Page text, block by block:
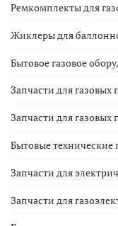
Ремкомплекты для
Жиклеры для
Бытовое газовое
Запчасти для
Запчасти для
Бытовые
Запчасти для
Запчасти для